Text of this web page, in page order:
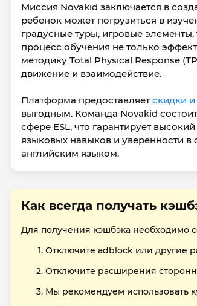
Миссия Novakid заключается в
ребенок может погрузиться в
градусные туры, игровые
процесс обучения не только
методику Total Physical Response
движение и взаимодействие.
Платформа предоставляетскидки
выгодным. Команда Novakid
сфере ESL, что гарантирует
языковых навыков и уверенности в
английским языком.
Как всегда получать
Для получения кэшбэка необходимо
Отключите adblock или другие
Отключите расширения
Мы рекомендуем использовать